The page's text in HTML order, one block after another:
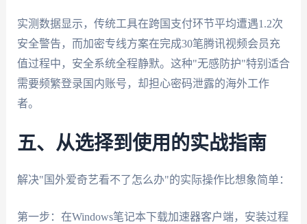
实测数据显示，传统工具在跨国支付环节平均遭遇1.2次
安全警告，而加密专线方案在完成30笔腾讯视频会员充
值过程中，安全系统全程静默。这种"无感防护"特别适合
需要频繁登录国内账号，却担心密码泄露的海外工作
者。
五、从选择到使用的实战指南
解决"国外爱奇艺看不了怎么办"的实际操作比想象简单：
第一步：在Windows笔记本下载加速器客户端，安装过程